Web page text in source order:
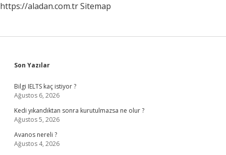
https://aladan.com.trSitemap
Sidebar
Son Yazılar
Bilgi IELTS kaç istiyor ?
Ağustos 6, 2026
Kedi yıkandıktan sonra kurutulmazsa ne olur ?
Ağustos 5, 2026
Avanos nereli ?
Ağustos 4, 2026